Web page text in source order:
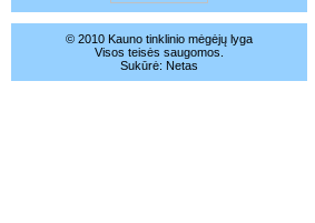
© 2010 Kauno tinklinio mėgėjų lyga
Visos teisės saugomos.
Sukūrė: Netas